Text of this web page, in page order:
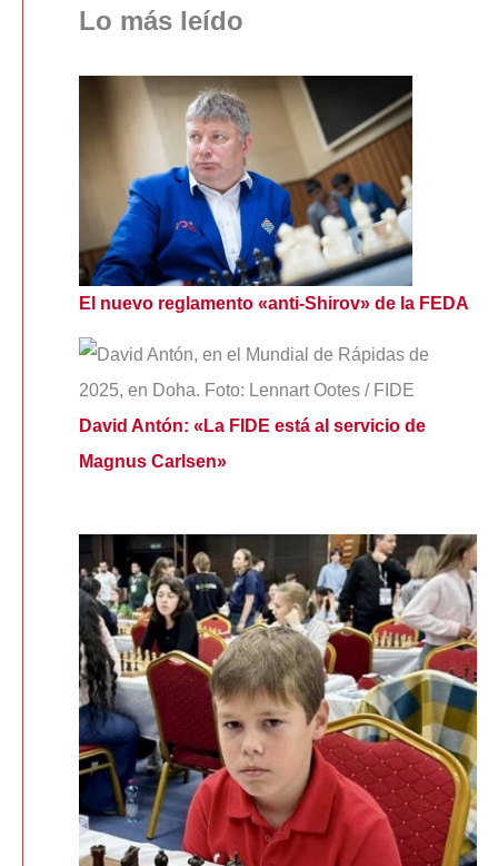
Lo más leído
El nuevo reglamento «anti-Shirov» de la FEDA
David Antón: «La FIDE está al servicio de
Magnus Carlsen»